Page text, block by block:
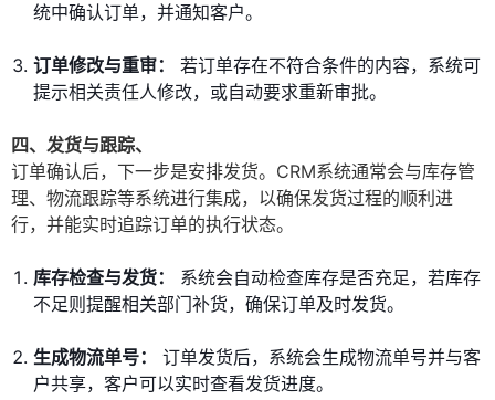
统中确认订单，并通知客户。
订单修改与重审：
若订单存在不符合条件的内容，系统可
提示相关责任人修改，或自动要求重新审批。
四、发货与跟踪、
订单确认后，下一步是安排发货。CRM系统通常会与库存管
理、物流跟踪等系统进行集成，以确保发货过程的顺利进
行，并能实时追踪订单的执行状态。
库存检查与发货：
系统会自动检查库存是否充足，若库存
不足则提醒相关部门补货，确保订单及时发货。
生成物流单号：
订单发货后，系统会生成物流单号并与客
户共享，客户可以实时查看发货进度。